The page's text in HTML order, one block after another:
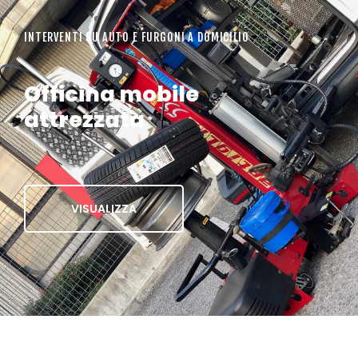
INTERVENTI SU AUTO E FURGONI A DOMICILIO
Officina mobile
attrezzata
VISUALIZZA